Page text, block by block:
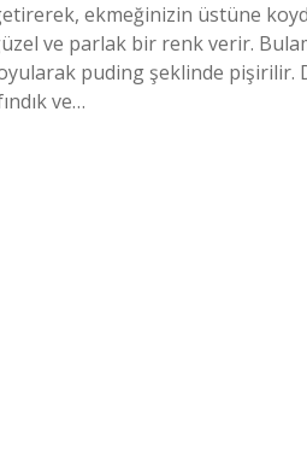
ekmeğinizin üstüne
ve parlak bir renk verir.
puding şeklinde pişirilir.
ve…